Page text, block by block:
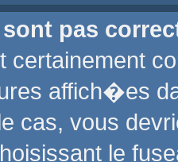
pas
certainement
affich�es
cas, vous
le